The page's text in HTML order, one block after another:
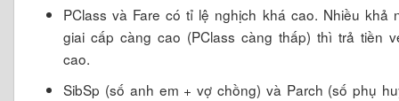
PClass và Fare có tỉ lệ nghịch khá cao. Nhiều khả
giai cấp càng cao (PClass càng thấp) thì trả tiền
cao.
SibSp (số anh em + vợ chồng) và Parch (số phụ